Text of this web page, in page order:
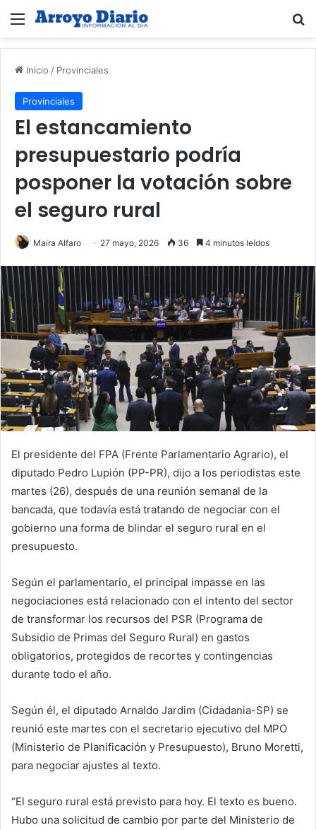
Menú
Inicio / Provinciales
Provinciales
El estancamiento
presupuestario podría
posponer la votación sobre
el seguro rural
Maira Alfaro 27 mayo, 2026 36 4 minutos leídos
El presidente del FPA (Frente Parlamentario Agrario), el
diputado Pedro Lupión (PP-PR), dijo a los periodistas este
martes (26), después de una reunión semanal de la
bancada, que todavía está tratando de negociar con el
gobierno una forma de blindar el seguro rural en el
presupuesto.
Según el parlamentario, el principal impasse en las
negociaciones está relacionado con el intento del sector
de transformar los recursos del PSR (Programa de
Subsidio de Primas del Seguro Rural) en gastos
obligatorios, protegidos de recortes y contingencias
durante todo el año.
Según él, el diputado Arnaldo Jardim (Cidadania-SP) se
reunió este martes con el secretario ejecutivo del MPO
(Ministerio de Planificación y Presupuesto), Bruno Moretti,
para negociar ajustes al texto.
“El seguro rural está previsto para hoy. El texto es bueno.
Hubo una solicitud de cambio por parte del Ministerio de